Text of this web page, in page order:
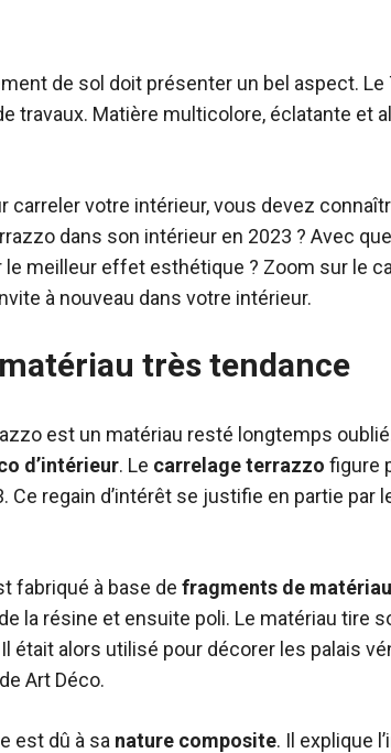
de sol doit présenter un bel aspect. Le
travaux. Matière multicolore, éclatante et
votre intérieur, vous devez
dans son intérieur en 2023 ? Avec
meilleur effet esthétique ? Zoom sur le
à nouveau dans votre intérieur.
très tendance
est un matériau resté longtemps
d’intérieur. Le carrelageterrazzo figure
Ce regain d’intérêt se justifie en partie par
fabriqué à base de fragments de
la résine et ensuite poli. Le matériau tire
était alors utilisé pour décorer les palais
Art Déco.
est dû à sa nature composite. Il explique